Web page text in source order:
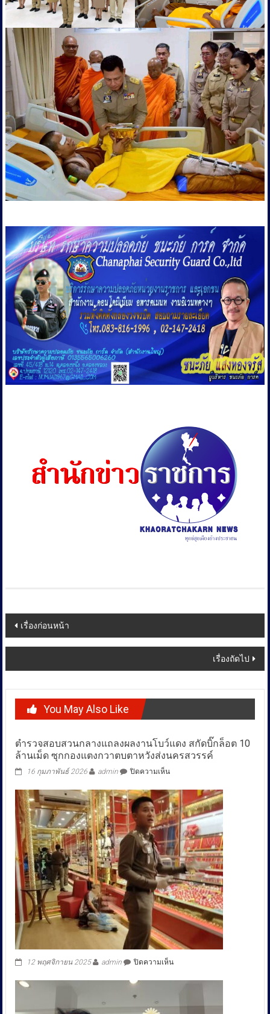
Post
navigation
เรื่องก่อนหน้า
เรื่องถัดไป
You May Also Like
ตำรวจสอบสวนกลางแถลงผลงานโบว์แดง สกัดบิ๊กล็อต 10
ล้านเม็ด ซุกกองแตงกวาตบตาหวังส่งนครสวรรค์
16 กุมภาพันธ์ 2026 admin ปิดความเห็นบน
สอบสวน
กลาง
แถลง
ผล
งาน
โบว์
แดง
สกัด
บิ๊
กล็อต
10
ล้าน
เม็ด
ซุก
กอง
ตบตา
12 พฤศจิกายน 2025 admin ปิดความเห็นบน